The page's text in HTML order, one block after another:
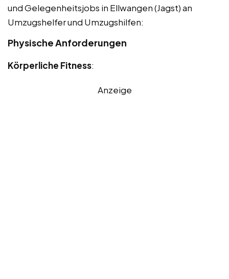
und Gelegenheitsjobs in Ellwangen (Jagst) an
Umzugshelfer und Umzugshilfen:
Physische Anforderungen
Körperliche Fitness:
Anzeige